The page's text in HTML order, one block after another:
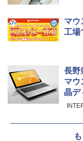
マウ
工場
長野
マウ
晶デ